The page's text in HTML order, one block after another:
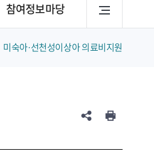
참여정보마당
미숙아·선천성이상아 의료비지원